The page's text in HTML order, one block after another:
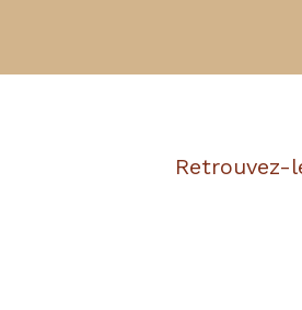
Retrouvez-